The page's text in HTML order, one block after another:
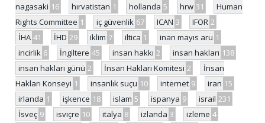
nagasaki 16 hırvatistan 1 hollanda 5 hrw 31
Human
Rights Committee 1 iç güvenlik 67 ICAN 3 IFOR 2
İHA 41 İHD 29 iklim 7 iltica 1 inan mayıs aru 1
incirlik 6 İngiltere 45 insan hakkı 2 insan hakları 138
insan hakları günü 2 İnsan Hakları Komitesi 2
İnsan
Hakları Konseyi 1 insanlık suçu 10 internet 9 iran 15
irlanda 1 işkence 18 islam 5 ispanya 9 israil 231
İsveç 9 isviçre 10 italya 8 izlanda 3 izleme 4